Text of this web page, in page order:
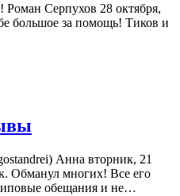
Серпухов 28 октября,
большое за помощь! Тиков и
Анна вторник, 21
Обманул многих! Все его
обещания и не…